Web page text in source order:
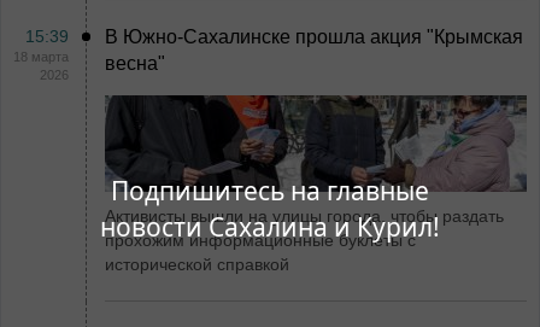
Подпишитесь на главные
новости Сахалина и Курил!
15:39
18 марта
2026
В Южно-Сахалинске прошла акция "Крымская
весна"
Активисты вышли на улицы города, чтобы раздать
прохожим информационные буклеты с
исторической справкой